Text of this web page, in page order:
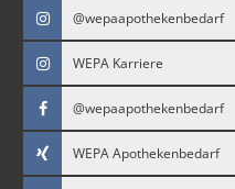
@wepaapothekenbedarf
WEPA Karriere
@wepaapothekenbedarf
WEPA Apothekenbedarf